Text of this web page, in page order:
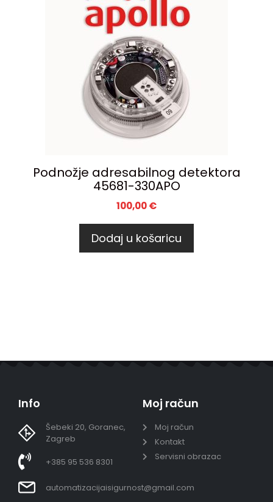
Podnožje adresabilnog detektora
45681-330APO
100,00€
Dodaj u košaricu
Info
Šebeki 20, Goranec,
Zagreb
+385 95 536 8301
automatizacijaisigurnost@gmail.com
Moj račun
Moj račun
Kontakt
Servisni obrazac